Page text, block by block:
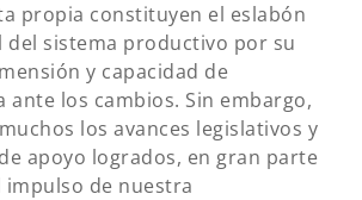
propia constituyen el eslabón
del sistema productivo por su
y capacidad de
ante los cambios. Sin embargo,
los avances legislativos y
apoyo logrados, en gran parte
impulso de nuestra